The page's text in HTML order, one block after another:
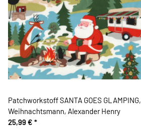
Patchworkstoff SANTA GOES GLAMPING,
Weihnachtsmann, Alexander Henry
25,99 € *